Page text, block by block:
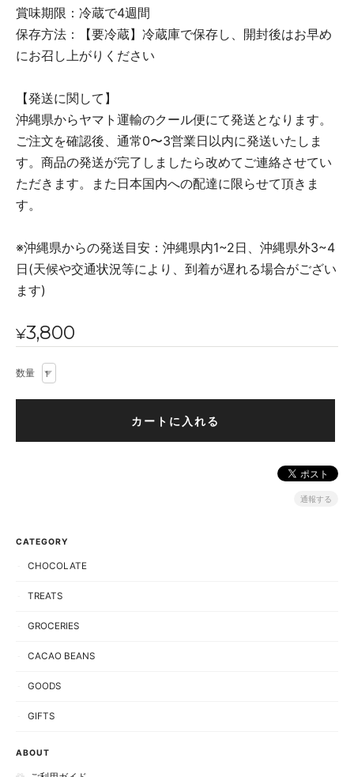
賞味期限：冷蔵で4週間
保存方法：【要冷蔵】冷蔵庫で保存し、開封後はお早め
にお召し上がりください
【発送に関して】
沖縄県からヤマト運輸のクール便にて発送となります。
ご注文を確認後、通常0〜3営業日以内に発送いたしま
す。商品の発送が完了しましたら改めてご連絡させてい
ただきます。また日本国内への配達に限らせて頂きま
す。
※沖縄県からの発送目安：沖縄県内1~2日、沖縄県外3~4
日(天候や交通状況等により、到着が遅れる場合がござい
ます)
¥3,800
数量
通報する
CATEGORY
CHOCOLATE
TREATS
GROCERIES
CACAO BEANS
GOODS
GIFTS
ABOUT